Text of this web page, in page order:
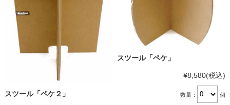
スツール「ペケ２」
スツール「ペケ」
¥8,580(税込)
数量： 個